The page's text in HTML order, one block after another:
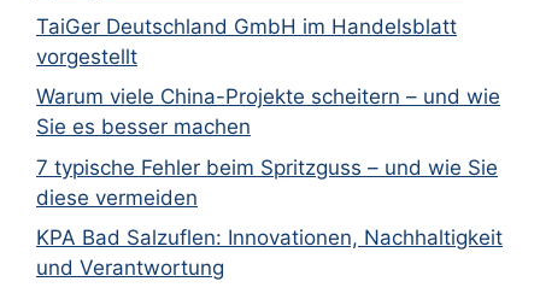
TaiGer Deutschland GmbH im Handelsblatt
vorgestellt
Warum viele China-Projekte scheitern – und wie
Sie es besser machen
7 typische Fehler beim Spritzguss – und wie Sie
diese vermeiden
KPA Bad Salzuflen: Innovationen, Nachhaltigkeit
und Verantwortung